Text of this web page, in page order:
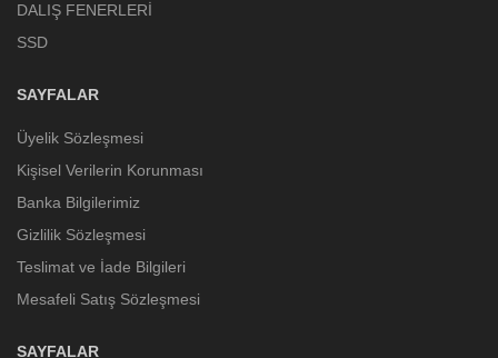
DALIŞ FENERLERİ
SSD
SAYFALAR
Üyelik Sözleşmesi
Kişisel Verilerin Korunması
Banka Bilgilerimiz
Gizlilik Sözleşmesi
Teslimat ve İade Bilgileri
Mesafeli Satış Sözleşmesi
SAYFALAR